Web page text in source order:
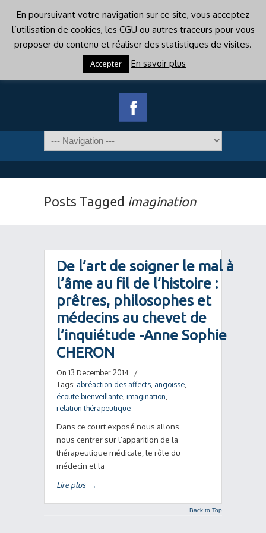
Posts Tagged imagination
De l’art de soigner le mal à
l’âme au fil de l’histoire :
prêtres, philosophes et
médecins au chevet de
l’inquiétude -Anne Sophie
CHERON
On 13 December 2014
/
Tags: abréaction des affects angoisse
écoute bienveillante imagination
relation thérapeutique
Dans ce court exposé nous allons
nous centrer sur l’apparition de la
thérapeutique médicale, le rôle du
médecin et la
Lire plus →
Back to Top
En poursuivant votre navigation sur ce site, vous acceptez
l’utilisation de cookies, les CGU ou autres traceurs pour vous
proposer du contenu et réaliser des statistiques de visites.
Accepter En savoir plus